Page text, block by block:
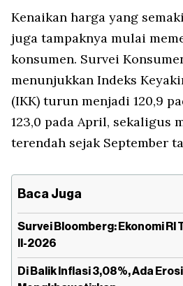
Kenaikan harga yang
juga tampaknya mulai
konsumen. Survei
menunjukkan Indeks
(IKK) turun menjadi 120,9
123,0 pada April, sekaligus
terendah sejak September
Baca Juga
Survei Bloomberg: Ekonomi RI
II-2026
Di Balik Inflasi 3,08%, Ada